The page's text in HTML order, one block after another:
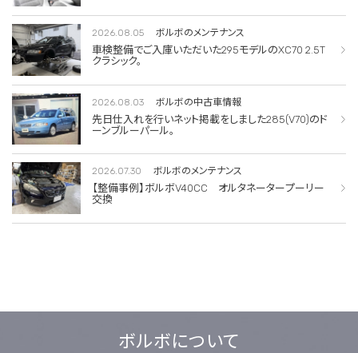
2026.08.05 ボルボのメンテナンス
車検整備でご入庫いただいた295モデルのXC70 2.5T
クラシック。
2026.08.03 ボルボの中古車情報
先日仕入れを行いネット掲載をしました285(V70)のド
ーンブルーパール。
2026.07.30 ボルボのメンテナンス
【整備事例】ボルボV40CC オルタネータープーリー
交換
ボルボについて